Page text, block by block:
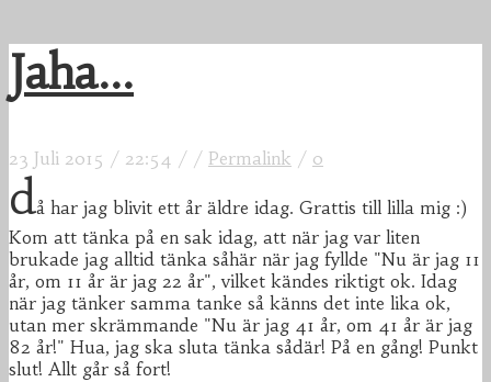
Jaha...
23 Juli 2015 / 22:54 / / Permalink / 0
då har jag blivit ett år äldre idag. Grattis till lilla mig :)
Kom att tänka på en sak idag, att när jag var liten
brukade jag alltid tänka såhär när jag fyllde "Nu är jag 11
år, om 11 år är jag 22 år", vilket kändes riktigt ok. Idag
när jag tänker samma tanke så känns det inte lika ok,
utan mer skrämmande "Nu är jag 41 år, om 41 år är jag
82 år!" Hua, jag ska sluta tänka sådär! På en gång! Punkt
slut! Allt går så fort!